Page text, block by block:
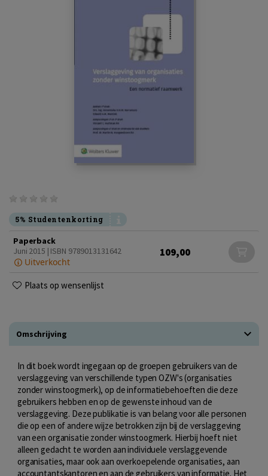
5% Studentenkorting
Paperback
Juni 2015 | ISBN 9789013131642
Uitverkocht
109,00
Plaats op wensenlijst
Omschrijving
In dit boek wordt ingegaan op de groepen gebruikers van de
verslaggeving van verschillende typen OZW's (organisaties
zonder winstoogmerk), op de informatiebehoeften die deze
gebruikers hebben en op de gewenste inhoud van de
verslaggeving. Deze publikatie is van belang voor alle personen
die op een of andere wijze betrokken zijn bij de verslaggeving
van een organisatie zonder winstoogmerk. Hierbij hoeft niet
alleen gedacht te worden aan individuele verslaggevende
organisaties, maar ook aan overkoepelende organisaties, aan
accountantskantoren en aan de gebruikers van informatie. Het